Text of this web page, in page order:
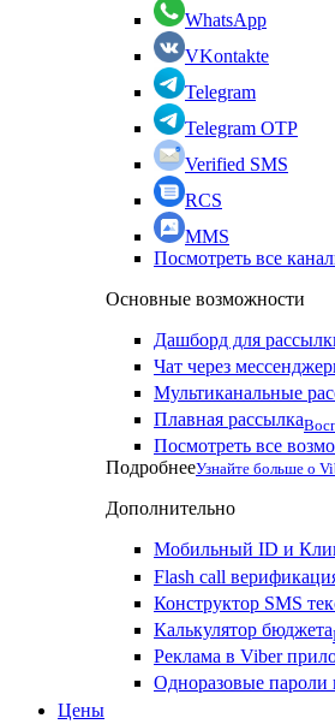
WhatsApp
VKontakte
Telegram
Telegram OTP
Verified SMS
RCS
MMS
Посмотреть все
Основные возможности
Дашборд для
Чат через
Мультиканальные
Плавная рассылка
Посмотреть все
ПодробнееУзнайте больше о
Дополнительно
Мобильный ID и
Flash call
Конструктор SMS
Калькулятор бюджета
Реклама в Viber
Одноразовые пароли
Цены